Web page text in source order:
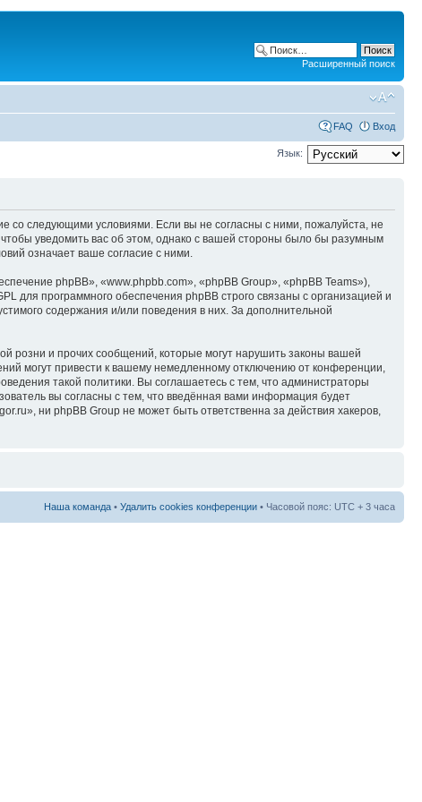
Расширенный поиск
FAQ Вход
Язык:
со следующими условиями. Если вы не согласны с ними, пожалуйста, не
уведомить вас об этом, однако с вашей стороны было бы разумным
означает ваше согласие с ними.
phpBB», «www.phpbb.com», «phpBB Group», «phpBB Teams»),
для программного обеспечения phpBB строго связаны с организацией и
содержания и/или поведения в них. За дополнительной
розни и прочих сообщений, которые могут нарушить законы вашей
могут привести к вашему немедленному отключению от конференции,
такой политики. Вы соглашаетесь с тем, что администраторы
вы согласны с тем, что введённая вами информация будет
ни phpBB Group не может быть ответственна за действия хакеров,
Наша команда • Удалить cookies конференции • Часовой пояс: UTC + 3 часа